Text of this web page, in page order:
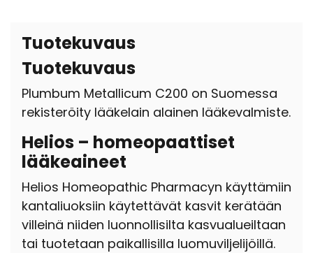
Tuotekuvaus
Tuotekuvaus
Plumbum Metallicum C200 on Suomessa
rekisteröity lääkelain alainen lääkevalmiste.
Helios – homeopaattiset
lääkeaineet
Helios Homeopathic Pharmacyn käyttämiin
kantaliuoksiin käytettävät kasvit kerätään
villeinä niiden luonnollisilta kasvualueiltaan
tai tuotetaan paikallisilla luomuviljelijöillä.